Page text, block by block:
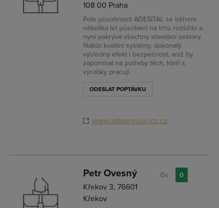
108 00 Praha
Pole působnosti ADESITAL se během
několika let působení na trhu rozšířilo a
nyní pokrývá všechny stavební sektory.
Nabízí kvalitní systémy, dokonalý
výsledný efekt i bezpečnost, aniž by
zapomínal na potřeby těch, kteří s
výrobky pracují.
ODESLAT POPTÁVKU
www.adiservizio-cz.cz
Petr Ovesný
Křekov 3, 76601
Křekov
0x 0